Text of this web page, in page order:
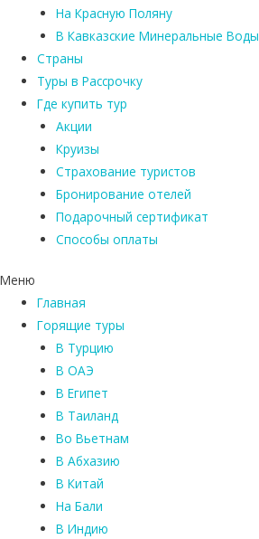
На Красную Поляну
В Кавказские Минеральные Воды
Страны
Туры в Рассрочку
Где купить тур
Акции
Круизы
Страхование туристов
Бронирование отелей
Подарочный сертификат
Способы оплаты
Меню
Главная
Горящие туры
В Турцию
В ОАЭ
В Египет
В Таиланд
Во Вьетнам
В Абхазию
В Китай
На Бали
В Индию